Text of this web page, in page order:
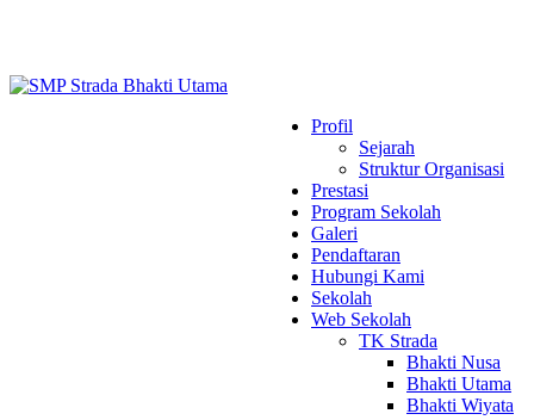
Profil
Sejarah
Struktur Organisasi
Prestasi
Program Sekolah
Galeri
Pendaftaran
Hubungi Kami
Sekolah
Web Sekolah
TK Strada
Bhakti Nusa
Bhakti Utama
Bhakti Wiyata